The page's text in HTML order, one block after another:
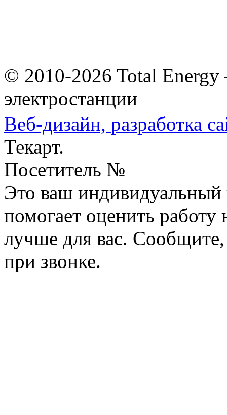
© 2010-2026 Total
электростанции
Веб-дизайн, разработка
Текарт.
Посетитель №
Это ваш
помогает оценить работу
лучше для вас.
при звонке.